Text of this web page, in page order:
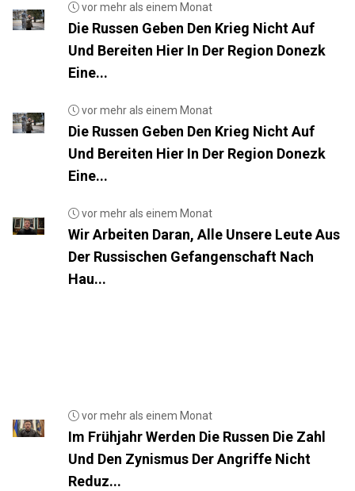
vor mehr als einem Monat
Die Russen Geben Den Krieg Nicht Auf
Und Bereiten Hier In Der Region Donezk
Eine...
vor mehr als einem Monat
Die Russen Geben Den Krieg Nicht Auf
Und Bereiten Hier In Der Region Donezk
Eine...
vor mehr als einem Monat
Wir Arbeiten Daran, Alle Unsere Leute Aus
Der Russischen Gefangenschaft Nach
Hau...
vor mehr als einem Monat
Im Frühjahr Werden Die Russen Die Zahl
Und Den Zynismus Der Angriffe Nicht
Reduz...